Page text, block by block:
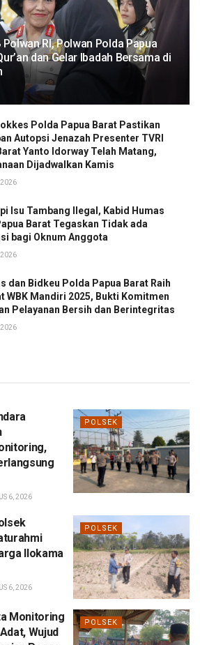
RI, Polwan Polda Papua
dan Gelar Ibadah Bersama di
Polda Papua Barat Pastikan
Autopsi Jenazah Presenter TVRI
Yanto Idorway Telah Matang,
Dijadwalkan Kamis
Isu Tambang Ilegal, Kabid Humas
Barat Tegaskan Tidak ada
bagi Oknum Anggota
dan Bidkeu Polda Papua Barat Raih
WBK Mandiri 2025, Bukti Komitmen
Pelayanan Bersih dan Berintegritas
POLSEK
6, 2026
POLSEK
Ilokama
6, 2026
POLSEK
Monitoring
Wujud